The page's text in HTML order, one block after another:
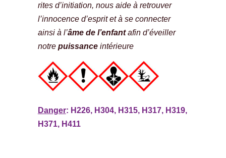
rites d’initiation, nous aide à retrouver
l’innocence d’esprit et à se connecter
ainsi à l’âme de l’enfantafin d’éveiller
notre puissanceintérieure
Danger: H226, H304, H315, H317, H319,
H371, H411